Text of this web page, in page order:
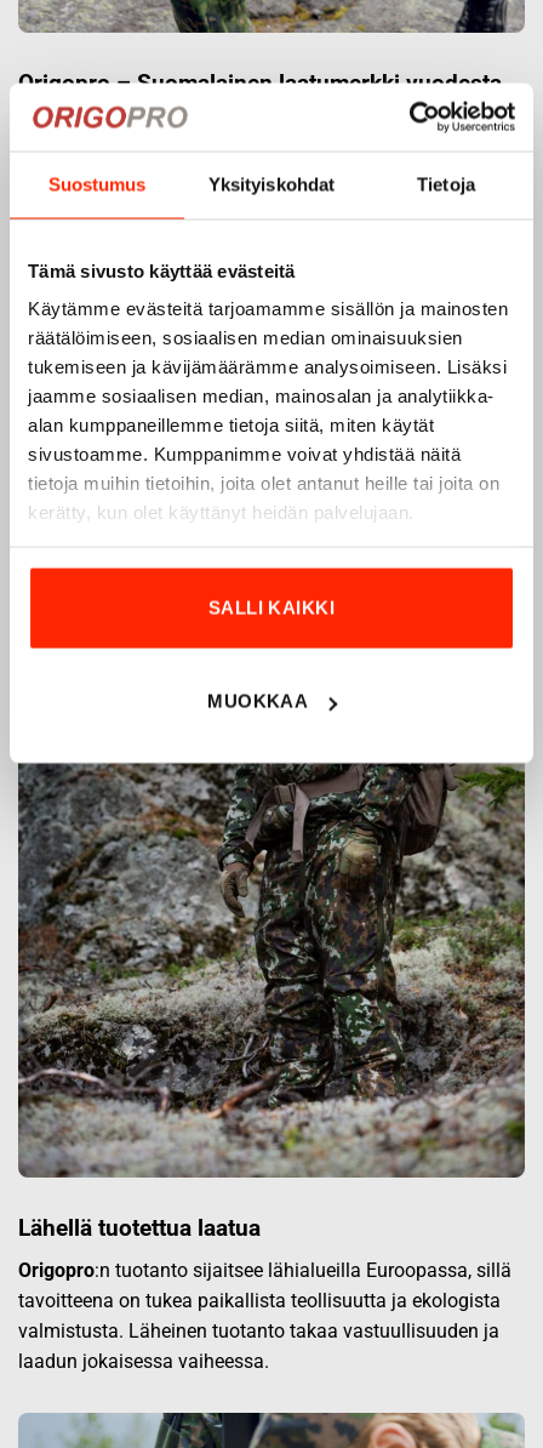
Suostumus Yksityiskohdat Tietoja
Tämä sivusto käyttää evästeitä
Käytämme evästeitä tarjoamamme sisällön ja mainosten
räätälöimiseen, sosiaalisen median ominaisuuksien
tukemiseen ja kävijämäärämme analysoimiseen. Lisäksi
jaamme sosiaalisen median, mainosalan ja analytiikka-
alan kumppaneillemme tietoja siitä, miten käytät
sivustoamme. Kumppanimme voivat yhdistää näitä
tietoja muihin tietoihin, joita olet antanut heille tai joita on
kerätty, kun olet käyttänyt heidän palvelujaan.
SALLI KAIKKI
MUOKKAA
Origopro – Suomalainen laatumerkki vuodesta
1975
ulkoiluvaatetukseen erikoistunut yritys, joka on toiminut
vuodesta 1975.Origopro
puolustusvoimien ja poliisin sopimusvalmistajana.
Origopro:n tuotteet on suunniteltu yhteistyössä käyttäjien
ja erikoisammattilaisten kanssa, joiden kokemus inspiroi
innovoimaan entistä parempia ratkaisuja.
Lähellä tuotettua laatua
Origopro:n tuotanto sijaitsee lähialueilla Euroopassa, sillä
tavoitteena on tukea paikallista teollisuutta ja ekologista
valmistusta. Läheinen tuotanto takaa vastuullisuuden ja
laadun jokaisessa vaiheessa.